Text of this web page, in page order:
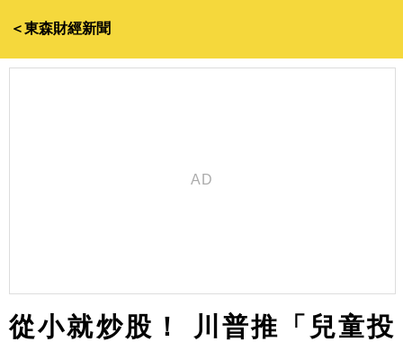
＜東森財經新聞
從小就炒股！ 川普推「兒童投